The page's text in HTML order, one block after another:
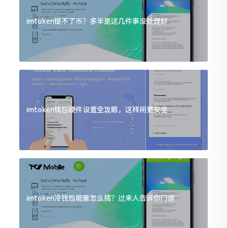
imtoken提不了币？多半是这几件事没处理好
imtoken钱包硬件设置全攻略，这样用更安全
imtoken冷钱包能量怎么搞？过来人告诉你门道